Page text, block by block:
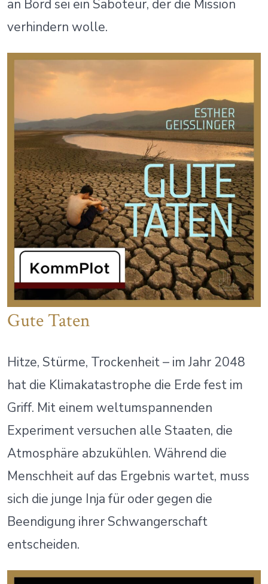
an Bord sei ein Saboteur, der die Mission
verhindern wolle.
Gute Taten
Hitze, Stürme, Trockenheit – im Jahr 2048
hat die Klimakatastrophe die Erde fest im
Griff. Mit einem weltumspannenden
Experiment versuchen alle Staaten, die
Atmosphäre abzukühlen. Während die
Menschheit auf das Ergebnis wartet, muss
sich die junge Inja für oder gegen die
Beendigung ihrer Schwangerschaft
entscheiden.